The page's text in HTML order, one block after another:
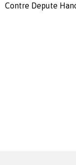
Contre Depute